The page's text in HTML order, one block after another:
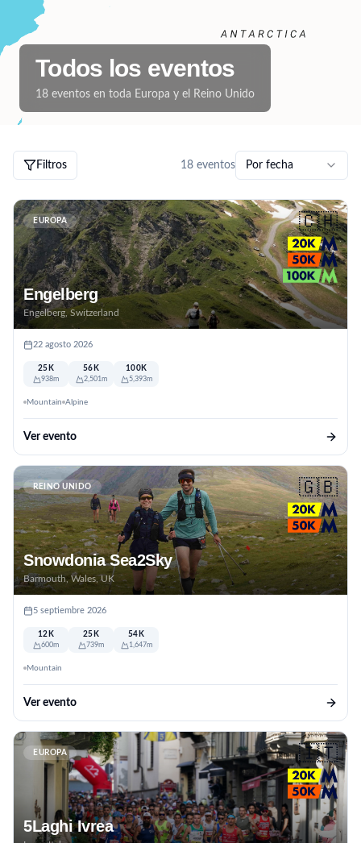
Todos los eventos
18 eventos en toda Europa y el Reino Unido
Filtros 18 eventos Por fecha
EUROPA 🇨🇭
Engelberg
Engelberg, Switzerland
22 agosto 2026
25K
938m
56K
2,501m
100K
5,393m
Mountain Alpine
Ver evento
REINO UNIDO 🇬🇧
Snowdonia Sea2Sky
Barmouth, Wales, UK
5 septiembre 2026
12K
600m
25K
739m
54K
1,647m
Mountain
Ver evento
EUROPA 🇮🇹
5Laghi Ivrea